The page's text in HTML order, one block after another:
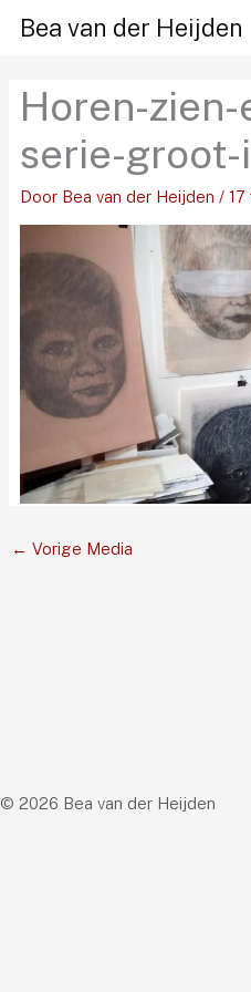
naar
inhoud
Bea van der Heijden
Horen-
serie-
Door Bea van der Heijden / 17
← Vorige Media
© 2026 Bea van der Heijden